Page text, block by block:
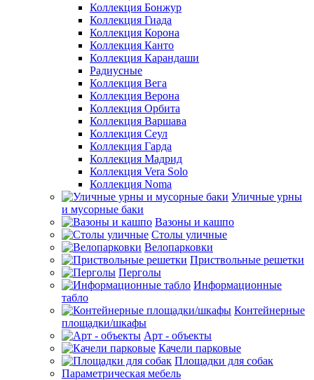
Коллекция Бонжур
Коллекция Гиада
Коллекция Корона
Коллекция Канто
Коллекция Карандаши
Радиусные
Коллекция Вега
Коллекция Верона
Коллекция Орбита
Коллекция Варшава
Коллекция Сеул
Коллекция Гарда
Коллекция Мадрид
Коллекция Vera Solo
Коллекция Noma
Уличные урны
и мусорные баки
Вазоны и кашпо
Столы уличные
Велопарковки
Приствольные решетки
Перголы
Информационные
табло
Контейнерные
площадки/шкафы
Арт - объекты
Качели парковые
Площадки для собак
Параметрическая мебель